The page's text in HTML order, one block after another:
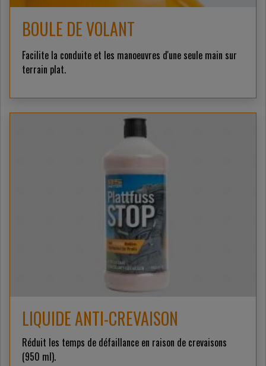
BOULE DE VOLANT
Facilite la conduite et les manoeuvres d'une seule main sur
terrain plat.
LIQUIDE ANTI-CREVAISON
Réduit les temps de défaillance en raison de crevaisons
(950 ml).